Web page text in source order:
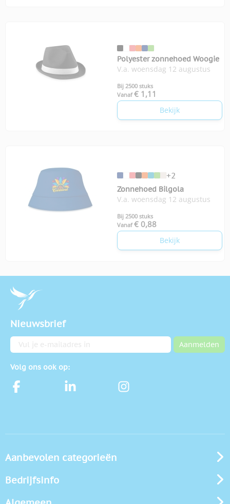
Polyester zonnehoed Woogie
V.a. woensdag 12 augustus
Bij 2500 stuks
Vanaf € 1,11
Bekijk
+2
Zonnehoed Bilgola
V.a. woensdag 12 augustus
Bij 2500 stuks
Vanaf € 0,88
Bekijk
Nieuwsbrief
E-mailadres Aanmelden
Volg ons ook op:
Aanbevolen categorieën
Bedrijfsinfo